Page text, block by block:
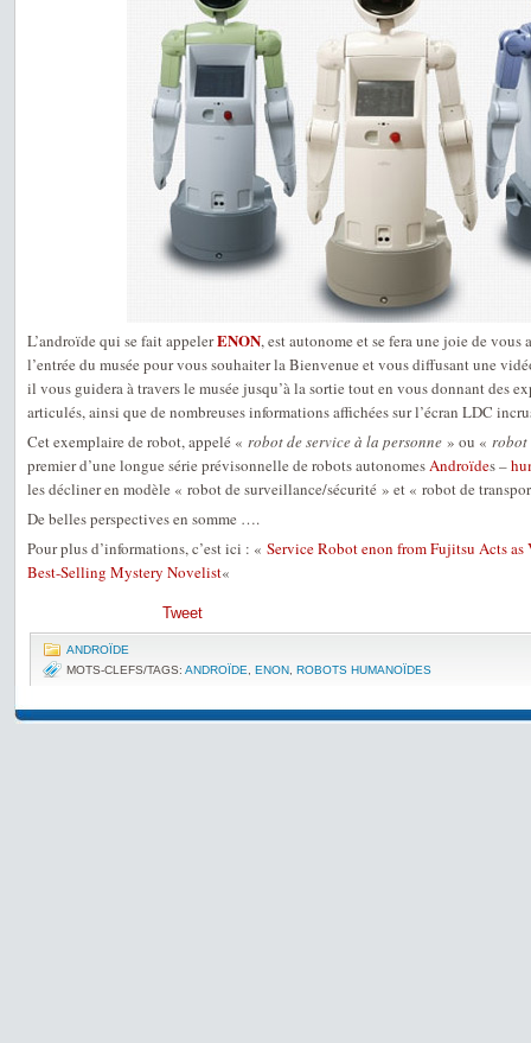
L’androïde qui se fait appelerENON, est autonome et se fera une joie de
l’entrée du musée pour vous souhaiter la Bienvenue et vous diffusant une
il vous guidera à travers le musée jusqu’à la sortie tout en vous donnant des
articulés, ainsi que de nombreuses informations affichées sur l’écran LDC
Cet exemplaire de robot, appelé « robot de service à la personne » ou « robot
premier d’une longue série prévisonnelle de robots autonomesAndroïdes –
les décliner en modèle « robot de surveillance/sécurité » et « robot de
De belles perspectives en somme ….
Pour plus d’informations, c’est ici : « Service Robot enon from Fujitsu Acts as
Best-Selling Mystery Novelist«
Tweet
ANDROÏDE
MOTS-CLEFS/TAGS: ANDROÏDE ENON ROBOTS HUMANOÏDES